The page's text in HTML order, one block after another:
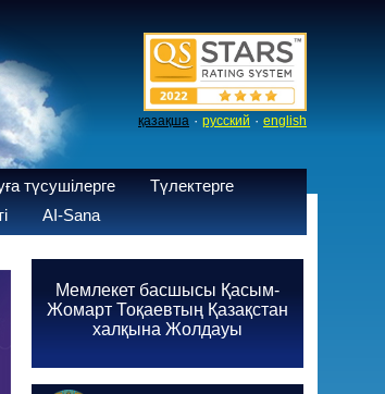
қазақша · русский · english
түсушілерге
Түлектерге
AI-Sana
Мемлекет басшысы Қасым-
Жомарт Тоқаевтың Қазақстан
халқына Жолдауы